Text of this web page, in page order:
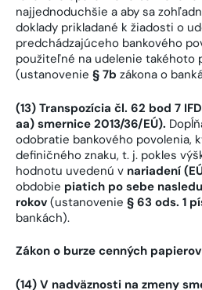
najjednoduchšie a aby sa
doklady prikladané k žiadosti o
predchádzajúceho bankového
použiteľné na udelenie takéhoto
(ustanovenie § 7b zákona o
(13) Transpozícia čl. 62 bod 7
aa) smernice 2013/36/EÚ).
odobratie bankového povolenia,
definičného znaku, t. j. pokles
hodnotu uvedenú v nariadení
obdobie piatich po sebe
rokov (ustanovenie § 63 ods. 1
bankách).
Zákon o burze cenných papierov
(14) V nadväznosti na zmeny